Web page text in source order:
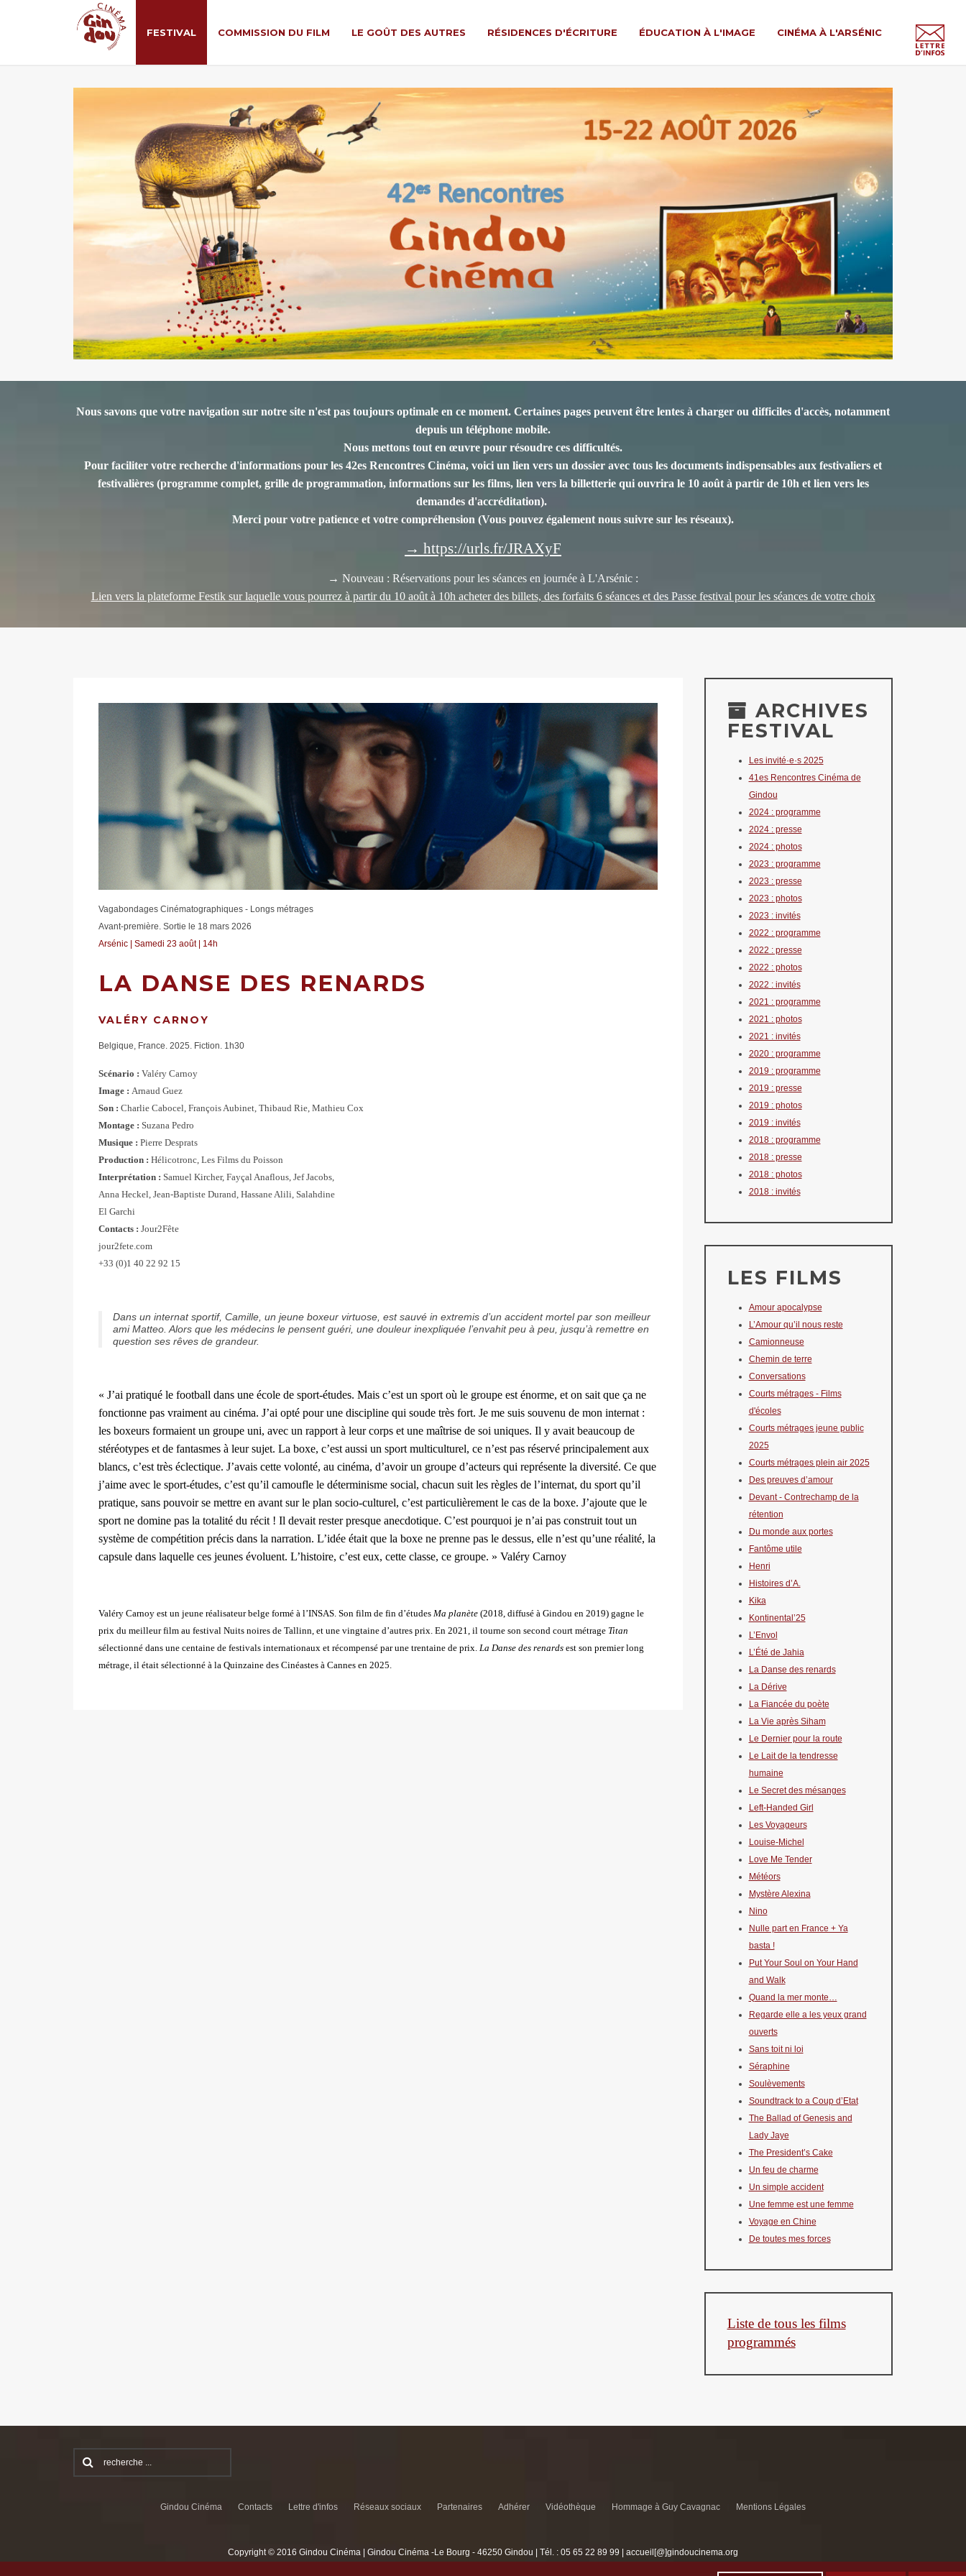
FESTIVAL COMMISSION DU FILM LE GOÛT DES AUTRES RÉSIDENCES D'ÉCRITURE ÉDUCATION À L'IMAGE CINÉMA À L'ARSÉNIC
Nous savons que votre navigation sur notre site n'est pas toujours optimale en ce moment. Certaines pages peuvent être lentes à charger ou difficiles d'accès, notamment
depuis un téléphone mobile.
Nous mettons tout en œuvre pour résoudre ces difficultés.
Pour faciliter votre recherche d'informations pour les 42es Rencontres Cinéma, voici un lien vers un dossier avec tous les documents indispensables aux festivaliers et
festivalières (programme complet, grille de programmation, informations sur les films, lien vers la billetterie qui ouvrira le 10 août à partir de 10h et lien vers les
demandes d'accréditation).
Merci pour votre patience et votre compréhension (Vous pouvez également nous suivre sur les réseaux).
→ https://urls.fr/JRAXyF
→ Nouveau : Réservations pour les séances en journée à L'Arsénic :
Lien vers la plateforme Festik sur laquelle vous pourrez à partir du 10 août à 10h acheter des billets, des forfaits 6 séances et des Passe festival pour les séances de votre choix
Vagabondages Cinématographiques - Longs métrages
Avant-première. Sortie le 18 mars 2026
Arsénic | Samedi 23 août | 14h
LA DANSE DES RENARDS
VALÉRY CARNOY
Belgique, France. 2025. Fiction. 1h30
Scénario : Valéry Carnoy
Image : Arnaud Guez
Son : Charlie Cabocel, François Aubinet, Thibaud Rie, Mathieu Cox
Montage : Suzana Pedro
Musique : Pierre Desprats
Production : Hélicotronc, Les Films du Poisson
Interprétation : Samuel Kircher, Fayçal Anaflous, Jef Jacobs,
Anna Heckel, Jean-Baptiste Durand, Hassane Alili, Salahdine
El Garchi
Contacts : Jour2Fête
jour2fete.com
+33 (0)1 40 22 92 15
Dans un internat sportif, Camille, un jeune boxeur virtuose, est sauvé in extremis d’un accident mortel par son meilleur
ami Matteo. Alors que les médecins le pensent guéri, une douleur inexpliquée l’envahit peu à peu, jusqu’à remettre en
question ses rêves de grandeur.
« J’ai pratiqué le football dans une école de sport-études. Mais c’est un sport où le groupe est énorme, et on sait que ça ne
fonctionne pas vraiment au cinéma. J’ai opté pour une discipline qui soude très fort. Je me suis souvenu de mon internat :
les boxeurs formaient un groupe uni, avec un rapport à leur corps et une maîtrise de soi uniques. Il y avait beaucoup de
stéréotypes et de fantasmes à leursujet. La boxe, c’est aussi un sport multiculturel, ce n’est pas réservé principalement aux
blancs, c’est très éclectique. J’avais cette volonté, au cinéma, d’avoir un groupe d’acteurs qui représente la diversité. Ce que
j’aime avec le sport-études, c’est qu’il camoufle le déterminisme social, chacun suit les règles de l’internat, du sport qu’il
pratique, sans pouvoir se mettre en avant sur le plan socio-culturel, c’est particulièrement le cas de la boxe. J’ajoute que le
sport ne domine pas la totalité du récit ! Il devait rester presque anecdotique. C’est pourquoi je n’ai pas construit tout un
système de compétition précis dans la narration. L’idée était que la boxe ne prenne pas le dessus, elle n’est qu’une réalité, la
capsule dans laquelle ces jeunes évoluent. L’histoire, c’est eux, cette classe, ce groupe. » Valéry Carnoy
Valéry Carnoy est un jeune réalisateur belge formé à l’INSAS. Son film de fin d’études Ma planète (2018, diffusé à Gindou en 2019) gagne le
prix du meilleur film au festival Nuits noires de Tallinn, et une vingtaine d’autres prix. En 2021, il tourne son second court métrage Titan
sélectionné dans une centaine de festivals internationaux et récompensé par une trentaine de prix. La Danse des renards est son premierlong
métrage, il était sélectionné à la Quinzaine des Cinéastes à Cannes en 2025.
ARCHIVES
FESTIVAL
Les invité·e·s 2025
41es Rencontres Cinéma de
Gindou
2024 : programme
2024 : presse
2024 : photos
2023 : programme
2023 : presse
2023 : photos
2023 : invités
2022 : programme
2022 : presse
2022 : photos
2022 : invités
2021 : programme
2021 : photos
2021 : invités
2020 : programme
2019 : programme
2019 : presse
2019 : photos
2019 : invités
2018 : programme
2018 : presse
2018 : photos
2018 : invités
LES FILMS
Amour apocalypse
L’Amour qu’il nous reste
Camionneuse
Chemin de terre
Conversations
Courts métrages - Films
d'écoles
Courts métrages jeune public
2025
Courts métrages plein air 2025
Des preuves d’amour
Devant - Contrechamp de la
rétention
Du monde aux portes
Fantôme utile
Henri
Histoires d’A.
Kika
Kontinental’25
L’Envol
L’Été de Jahia
La Danse des renards
La Dérive
La Fiancée du poète
La Vie après Siham
Le Dernier pour la route
Le Lait de la tendresse
humaine
Le Secret des mésanges
Left-Handed Girl
Les Voyageurs
Louise-Michel
Love Me Tender
Météors
Mystère Alexina
Nino
Nulle part en France + Ya
basta !
Put Your Soul on Your Hand
and Walk
Quand la mer monte…
Regarde elle a les yeux grand
ouverts
Sans toit ni loi
Séraphine
Soulèvements
Soundtrack to a Coup d’Etat
The Ballad of Genesis and
Lady Jaye
The President’s Cake
Un feu de charme
Un simple accident
Une femme est une femme
Voyage en Chine
De toutes mes forces
Liste de tous les films
programmés
Gindou Cinéma Contacts Lettre d'infos Réseaux sociaux Partenaires Adhérer Vidéothèque Hommage à Guy Cavagnac Mentions Légales
Copyright © 2016 Gindou Cinéma | Gindou Cinéma -Le Bourg - 46250 Gindou | Tél. : 05 65 22 89 99 | accueil[@]gindoucinema.org